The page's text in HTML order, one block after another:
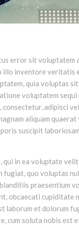
error sit voluptatem
illo inventore
quia voluptas
voluptatem
adipisci
aliquam quaerat
suscipit
in ea voluptate
fugiat, quo voluptas
praesentium
obcaecati cupiditate
laborum et dolorum
cum soluta nobis est